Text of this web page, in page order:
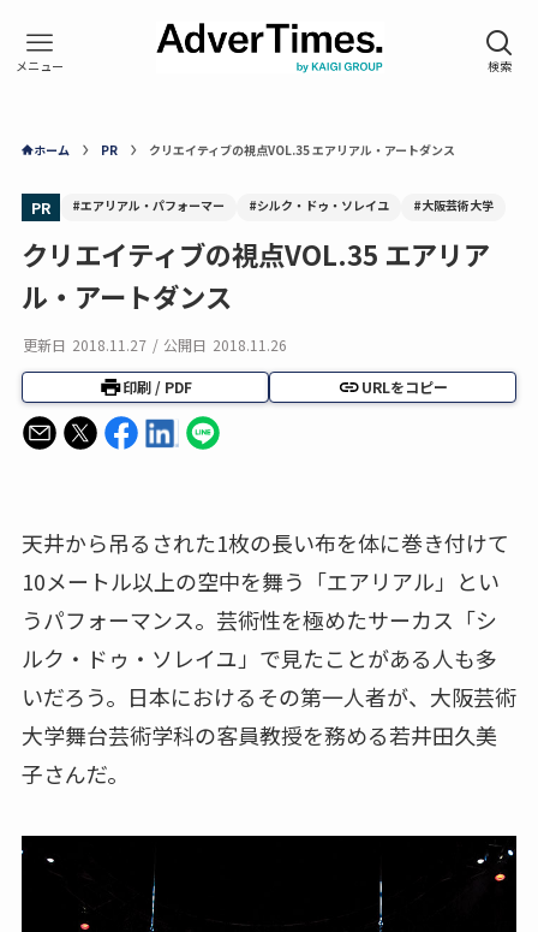
ホーム PR クリエイティブの視点VOL.35 エアリアル・アートダンス
PR #エアリアル・パフォーマー #シルク・ドゥ・ソレイユ #大阪芸術大学
クリエイティブの視点VOL.35 エアリア
ル・アートダンス
更新日 2018.11.27 / 公開日 2018.11.26
印刷 / PDF URLをコピー
天井から吊るされた1枚の長い布を体に巻き付けて
10メートル以上の空中を舞う「エアリアル」とい
うパフォーマンス。芸術性を極めたサーカス「シ
ルク・ドゥ・ソレイユ」で見たことがある人も多
いだろう。日本におけるその第一人者が、大阪芸術
大学舞台芸術学科の客員教授を務める若井田久美
子さんだ。